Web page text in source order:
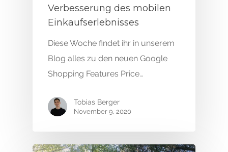
Verbesserung des mobilen
Einkaufserlebnisses
Diese Woche findet ihr in unserem
Blog alles zu den neuen Google
Shopping Features Price…
Tobias Berger
November 9, 2020